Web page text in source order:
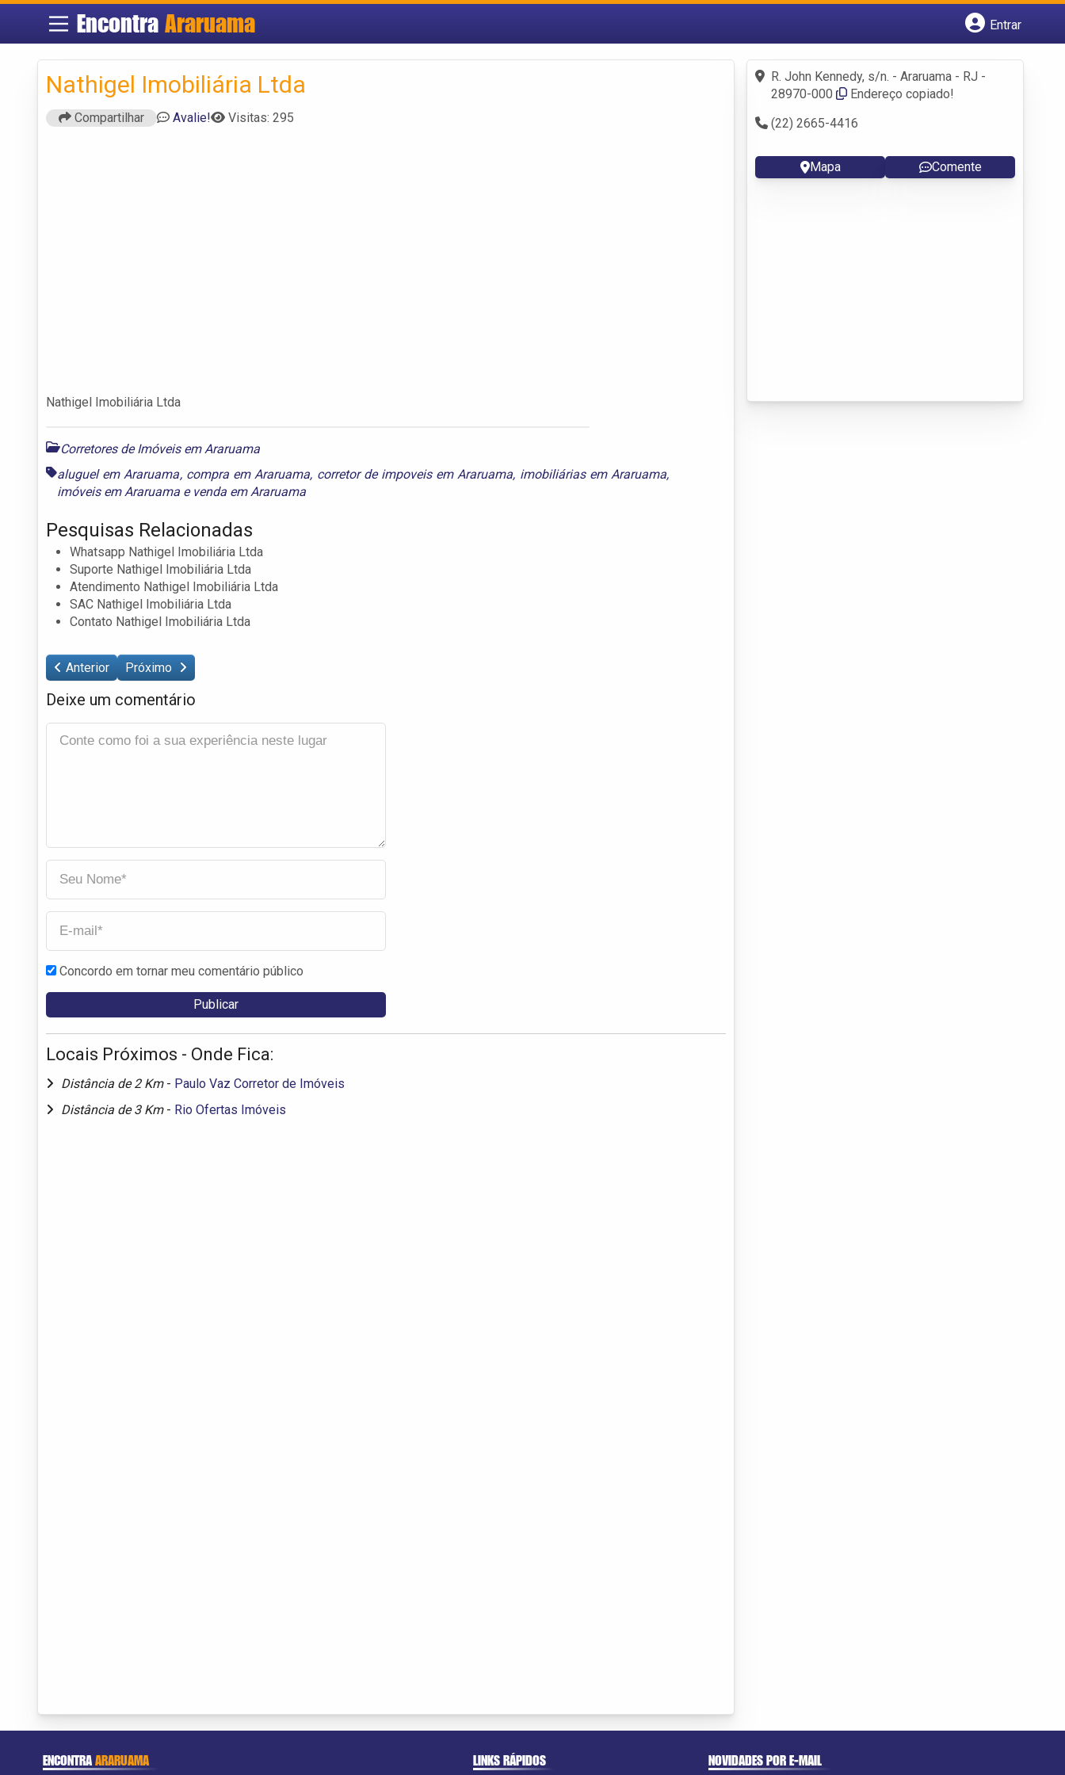
EncontraAraruama
Entrar
Fazer login
Criar conta
Nathigel Imobiliária Ltda
Compartilhar Avalie! Visitas: 295
Nathigel Imobiliária Ltda
Corretores de Imóveis em Araruama
aluguel em Araruama, compra em Araruama, corretor de impoveis em Araruama, imobiliárias em Araruama,
imóveis em Araruama e venda em Araruama
Pesquisas Relacionadas
Whatsapp Nathigel Imobiliária Ltda
Suporte Nathigel Imobiliária Ltda
Atendimento Nathigel Imobiliária Ltda
SAC Nathigel Imobiliária Ltda
Contato Nathigel Imobiliária Ltda
Anterior Próximo
Deixe um comentário
Concordo em tornar meu comentário público
Locais Próximos - Onde Fica:
Distância de 2 Km - Paulo Vaz Corretor de Imóveis
Distância de 3 Km - Rio Ofertas Imóveis
R. John Kennedy, s/n. - Araruama - RJ -
28970-000
Endereço copiado!
(22) 2665-4416
Mapa Comente
ENCONTRAARARUAMA LINKS RÁPIDOS NOVIDADES POR E-MAIL